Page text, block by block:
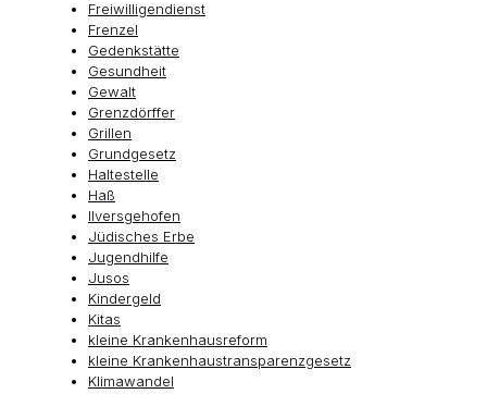
Freiwilligendienst
Frenzel
Gedenkstätte
Gesundheit
Gewalt
Grenzdörffer
Grillen
Grundgesetz
Haltestelle
Haß
Ilversgehofen
Jüdisches Erbe
Jugendhilfe
Jusos
Kindergeld
Kitas
kleine Krankenhausreform
kleine Krankenhaustransparenzgesetz
Klimawandel